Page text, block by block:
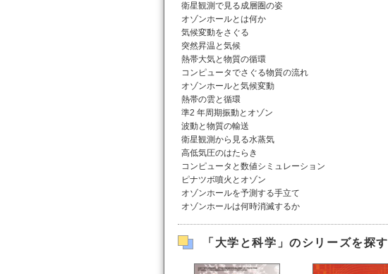
衛星観測で見る成層圏の姿
オゾンホールとは何か
気候変動をさぐる
突然昇温と気候
熱帯大気と物質の循環
コンピュータでさぐる物質の流れ
オゾンホールと気候変動
熱帯の雲と循環
準2 年周期振動とオゾン
波動と物質の輸送
衛星観測から見る水蒸気
高低気圧のはたらき
コンピュータと数値シミュレーション
ピナツボ噴火とオゾン
オゾンホールを予測する手立て
オゾンホールは何時消滅するか
「大学と科学」のシリーズを探す